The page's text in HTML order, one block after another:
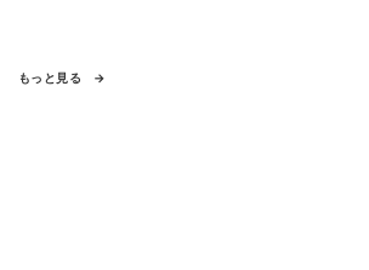
もっと見る